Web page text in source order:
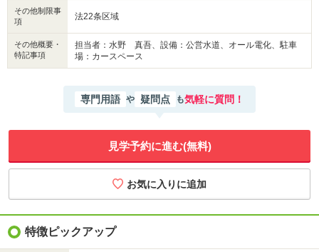
その他制限事
項
法22条区域
その他概要・
特記事項
担当者：水野 真吾、設備：公営水道、オール電化、駐車
場：カースペース
専門用語 や 疑問点 も気軽に質問！
見学予約に進む(無料)
特徴ピックアップ